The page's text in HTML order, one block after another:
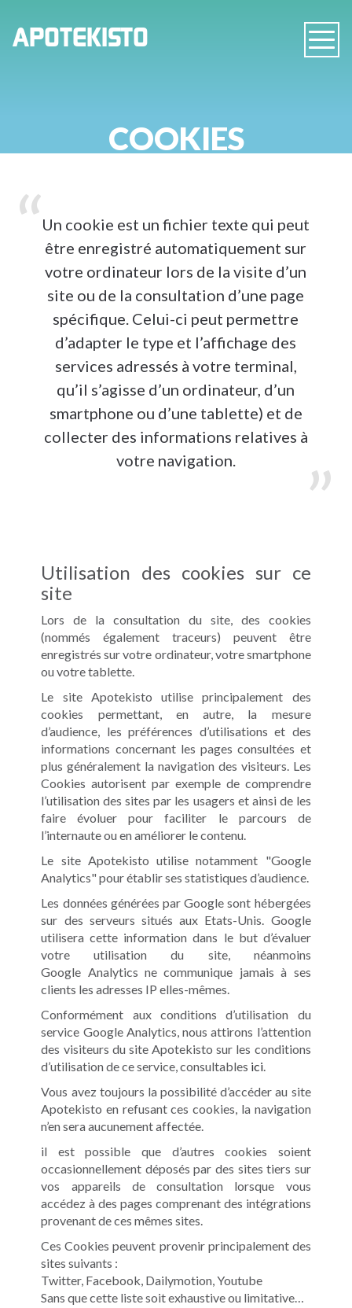
APOTEKISTO
COOKIES
Un cookie est un fichier texte qui peut
être enregistré automatiquement sur
votre ordinateur lors de la visite d’un
site ou de la consultation d’une page
spécifique. Celui-ci peut permettre
d’adapter le type et l’affichage des
services adressés à votre terminal,
qu’il s’agisse d’un ordinateur, d’un
smartphone ou d’une tablette) et de
collecter des informations relatives à
votre navigation.
Utilisation des cookies sur ce
site
Lors de la consultation du site, des cookies
(nommés également traceurs) peuvent être
enregistrés sur votre ordinateur, votre smartphone
ou votre tablette.
Le site Apotekisto utilise principalement des
cookies permettant, en autre, la mesure
d’audience, les préférences d’utilisations et des
informations concernant les pages consultées et
plus généralement la navigation des visiteurs. Les
Cookies autorisent par exemple de comprendre
l’utilisation des sites par les usagers et ainsi de les
faire évoluer pour faciliter le parcours de
l’internaute ou en améliorer le contenu.
Le site Apotekisto utilise notamment "Google
Analytics" pour établir ses statistiques d’audience.
Les données générées par Google sont hébergées
sur des serveurs situés aux Etats-Unis. Google
utilisera cette information dans le but d’évaluer
votre utilisation du site, néanmoins
Google Analytics ne communique jamais à ses
clients les adresses IP elles-mêmes.
Conformément aux conditions d’utilisation du
service Google Analytics, nous attirons l’attention
des visiteurs du site Apotekisto sur les conditions
d’utilisation de ce service, consultables ici.
Vous avez toujours la possibilité d’accéder au site
Apotekisto en refusant ces cookies, la navigation
n’en sera aucunement affectée.
il est possible que d’autres cookies soient
occasionnellement déposés par des sites tiers sur
vos appareils de consultation lorsque vous
accédez à des pages comprenant des intégrations
provenant de ces mêmes sites.
Ces Cookies peuvent provenir principalement des
sites suivants :
Twitter, Facebook, Dailymotion, Youtube
Sans que cette liste soit exhaustive ou limitative…